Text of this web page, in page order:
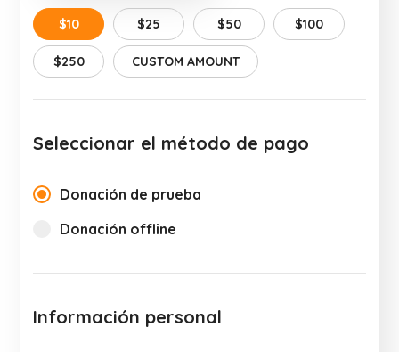
$10 $25 $50 $100
$250 CUSTOM AMOUNT
Seleccionar el método de pago
Donación de prueba
Donación offline
Información personal